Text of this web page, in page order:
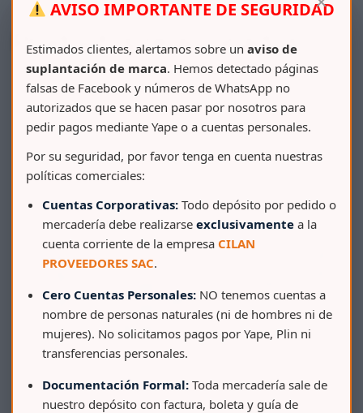
Productos relacionados
AVISO IMPORTANTE DE SEGURIDAD
Estimados clientes, alertamos sobre un aviso de
suplantación de marca. Hemos detectado páginas
falsas de Facebook y números de WhatsApp no
autorizados que se hacen pasar por nosotros para
pedir pagos mediante Yape o a cuentas personales.
Por su seguridad, por favor tenga en cuenta nuestras
políticas comerciales:
Cuentas Corporativas: Todo depósito por pedido o
mercadería debe realizarse exclusivamente a la
cuenta corriente de la empresa CILAN
PROVEEDORES SAC.
Cero Cuentas Personales: NO tenemos cuentas a
nombre de personas naturales (ni de hombres ni de
mujeres). No solicitamos pagos por Yape, Plin ni
transferencias personales.
Documentación Formal: Toda mercadería sale de
nuestro depósito con factura, boleta y guía de